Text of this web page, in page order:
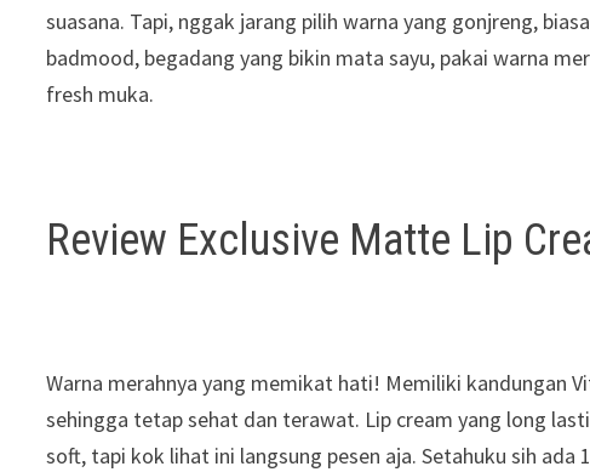
suasana. Tapi, nggak jarang pilih warna yang gonjreng,
badmood, begadang yang bikin mata sayu, pakai warna
fresh muka.
Review Exclusive Matte Lip
Warna merahnya yang memikat hati! Memiliki kandungan
sehingga tetap sehat dan terawat. Lip cream yang long
soft, tapi kok lihat ini langsung pesen aja. Setahuku sih ada